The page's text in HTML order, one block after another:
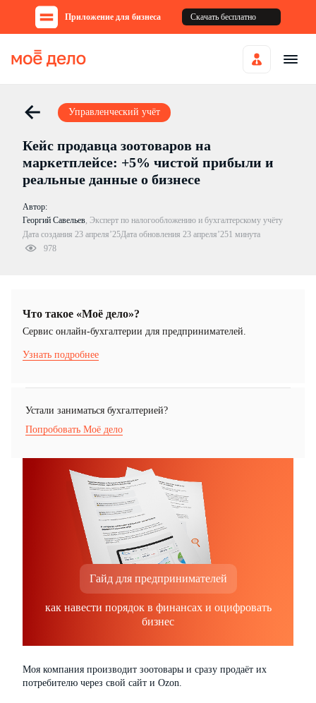
Приложение для бизнеса Скачать бесплатно
Управленческий учёт
Кейс продавца зоотоваров на
маркетплейсе: +5% чистой прибыли и
реальные данные о бизнесе
Автор:
Георгий Савельев, Эксперт по налогообложению и бухгалтерскому учёту
Дата создания 23 апреля’25Дата обновления 23 апреля’251 минута
978
Что такое «Моё дело»?
Cервис онлайн-бухгалтерии для предпринимателей.
Узнать подробнее
Устали заниматься бухгалтерией?
Попробовать Моё дело
Гайд для предпринимателей
как навести порядок в финансах и оцифровать
бизнес
Моя компания производит зоотовары и сразу продаёт их
потребителю через свой сайт и Ozon.